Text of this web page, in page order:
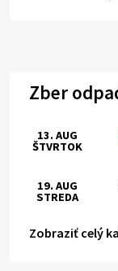
Zber
13. AUG
ŠTVRTOK
19. AUG
STREDA
Zobraziť celý